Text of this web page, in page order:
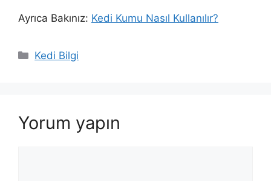
Ayrıca Bakınız: Kedi Kumu Nasıl Kullanılır?
Kategoriler
Kedi Bilgi
Yorum yapın